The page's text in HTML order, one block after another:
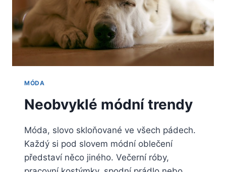
MÓDA
Neobvyklé módní trendy
Móda, slovo skloňované ve všech pádech.
Každý si pod slovem módní oblečení
představí něco jiného. Večerní róby,